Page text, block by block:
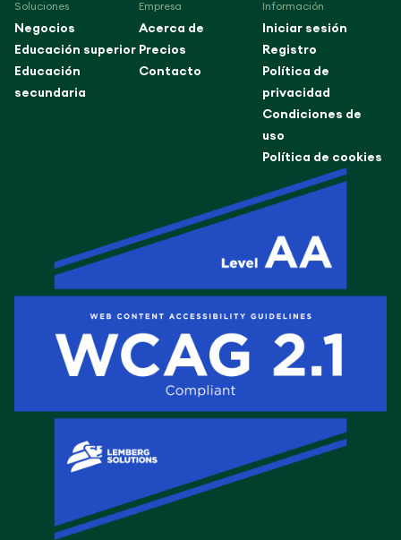
Soluciones
Negocios
Educación superior
Educación
secundaria
Empresa
Acerca de
Precios
Contacto
Información
Iniciar sesión
Registro
Política de
privacidad
Condiciones de
uso
Política de cookies